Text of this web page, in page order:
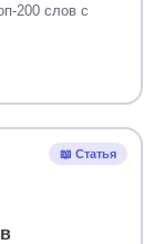
200 слов с
📖 Статья